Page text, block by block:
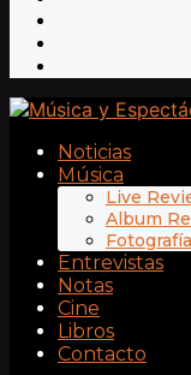
Noticias
Música
Live
Album
Entrevistas
Notas
Cine
Libros
Contacto